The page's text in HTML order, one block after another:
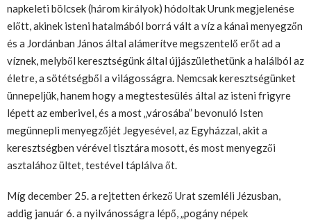
napkeleti bölcsek (három királyok) hódoltak Urunk megjelenése
előtt, akinek isteni hatalmából borrá vált a víz a kánai menyegzőn
és a Jordánban János által alámerítve megszentelő erőt ad a
víznek, melyből keresztségünk által újjászülethetünk a halálból az
életre, a sötétségből a világosságra. Nemcsak keresztségünket
ünnepeljük, hanem hogy a megtestesülés által az isteni frigyre
lépett az emberivel, és a most „városába” bevonuló Isten
megünnepli menyegzőjét Jegyesével, az Egyházzal, akit a
keresztségben vérével tisztára mosott, és most menyegzői
asztalához ültet, testével táplálva őt.
Míg december 25. a rejtetten érkező Urat szemléli Jézusban,
addig január 6. a nyilvánosságra lépő, „pogány népek